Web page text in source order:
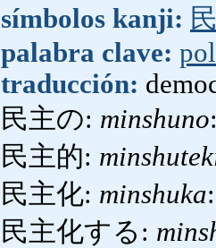
símbolos kanji:
palabra clave:
traducción:
民主の: minshuno
民主的:
民主化: minshuka
民主化する: